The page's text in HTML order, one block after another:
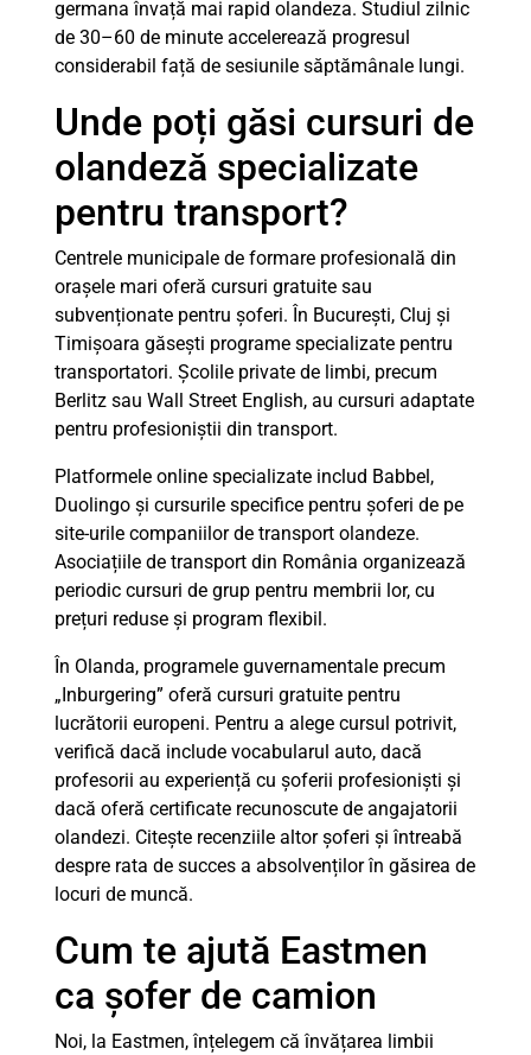
germana învață mai rapid olandeza. Studiul zilnic
de 30–60 de minute accelerează progresul
considerabil față de sesiunile săptămânale lungi.
Unde poți găsi cursuri de
olandeză specializate
pentru transport?
Centrele municipale de formare profesională din
orașele mari oferă cursuri gratuite sau
subvenționate pentru șoferi. În București, Cluj și
Timișoara găsești programe specializate pentru
transportatori. Școlile private de limbi, precum
Berlitz sau Wall Street English, au cursuri adaptate
pentru profesioniștii din transport.
Platformele online specializate includ Babbel,
Duolingo și cursurile specifice pentru șoferi de pe
site-urile companiilor de transport olandeze.
Asociațiile de transport din România organizează
periodic cursuri de grup pentru membrii lor, cu
prețuri reduse și program flexibil.
În Olanda, programele guvernamentale precum
„Inburgering” oferă cursuri gratuite pentru
lucrătorii europeni. Pentru a alege cursul potrivit,
verifică dacă include vocabularul auto, dacă
profesorii au experiență cu șoferii profesioniști și
dacă oferă certificate recunoscute de angajatorii
olandezi. Citește recenziile altor șoferi și întreabă
despre rata de succes a absolvenților în găsirea de
locuri de muncă.
Cum te ajută Eastmen
ca șofer de camion
Noi, la Eastmen, înțelegem că învățarea limbii